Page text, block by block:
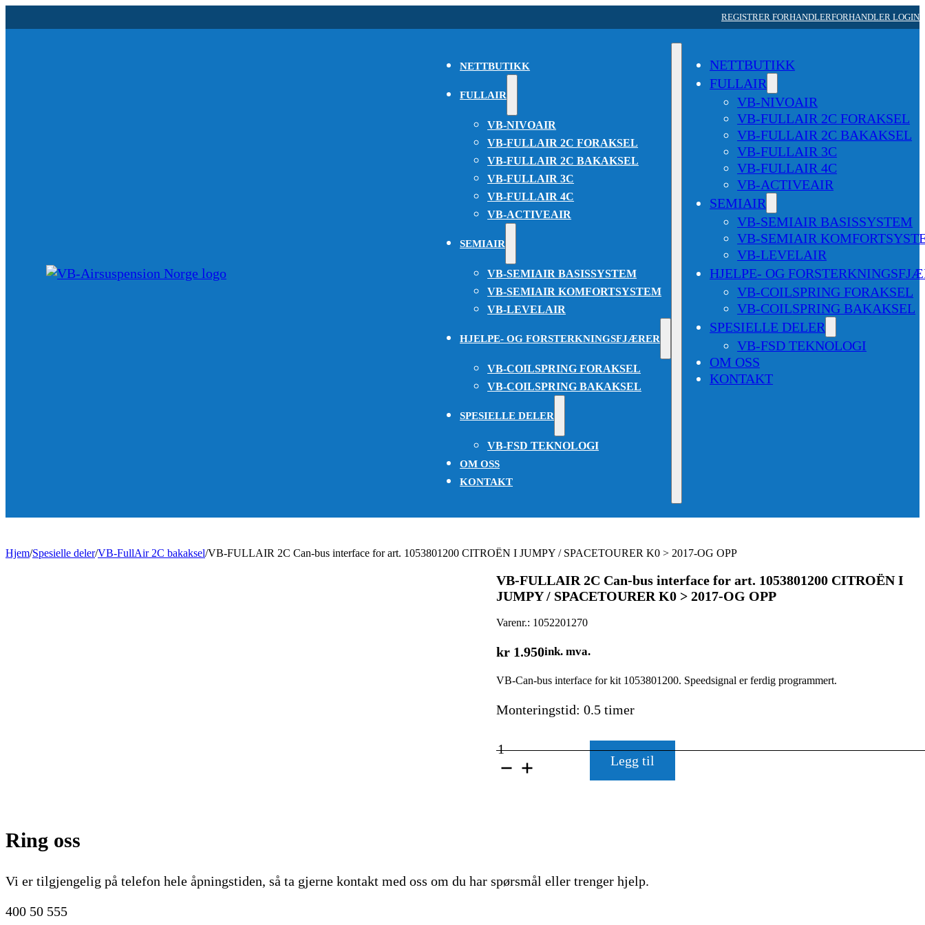
REGISTRER FORHANDLERFORHANDLER LOGIN
NETTBUTIKK
FULLAIR
VB-NIVOAIR
VB-FULLAIR 2C FORAKSEL
VB-FULLAIR 2C BAKAKSEL
VB-FULLAIR 3C
VB-FULLAIR 4C
VB-ACTIVEAIR
SEMIAIR
VB-SEMIAIR BASISSYSTEM
VB-SEMIAIR KOMFORTSYSTEM
VB-LEVELAIR
HJELPE- OG FORSTERKNINGSFJÆRER
VB-COILSPRING FORAKSEL
VB-COILSPRING BAKAKSEL
SPESIELLE DELER
VB-FSD TEKNOLOGI
OM OSS
KONTAKT
NETTBUTIKK
FULLAIR
VB-NIVOAIR
VB-FULLAIR 2C FORAKSEL
VB-FULLAIR 2C BAKAKSEL
VB-FULLAIR 3C
VB-FULLAIR 4C
VB-ACTIVEAIR
SEMIAIR
VB-SEMIAIR BASISSYSTEM
VB-SEMIAIR
VB-LEVELAIR
HJELPE- OG
VB-COILSPRING FORAKSEL
VB-COILSPRING BAKAKSEL
SPESIELLE DELER
VB-FSD TEKNOLOGI
OM OSS
KONTAKT
Hjem/Spesielle deler/VB-FullAir 2C bakaksel/VB-FULLAIR 2C Can-bus interface for art. 1053801200 CITROËN I JUMPY / SPACETOURER K0 > 2017-OG OPP
VB-FULLAIR 2C Can-bus interface for art. 1053801200 CITROËN I
JUMPY / SPACETOURER K0 > 2017-OG OPP
Varenr.: 1052201270
kr1.950ink. mva.
VB-Can-bus interface for kit 1053801200. Speedsignal er ferdig programmert.
Monteringstid: 0.5 timer
VB-
FULLAIR
2C
I
JUMPY
Legg til
Ring oss
Vi er tilgjengelig på telefon hele åpningstiden, så ta gjerne kontakt med oss om du har spørsmål eller trenger hjelp.
400 50 555